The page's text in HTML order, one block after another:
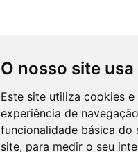
O nosso site
Este site utiliza cookies
experiência de
funcionalidade básica do
site, para medir o seu